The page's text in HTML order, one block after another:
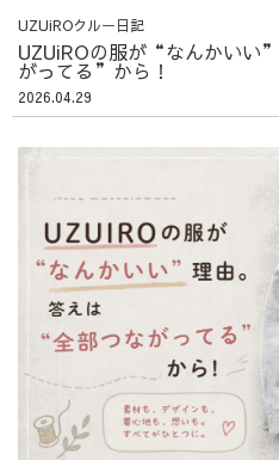
UZUiROクルー日記
UZUiROの服が“なんかい
がってる”から！
2026.04.29